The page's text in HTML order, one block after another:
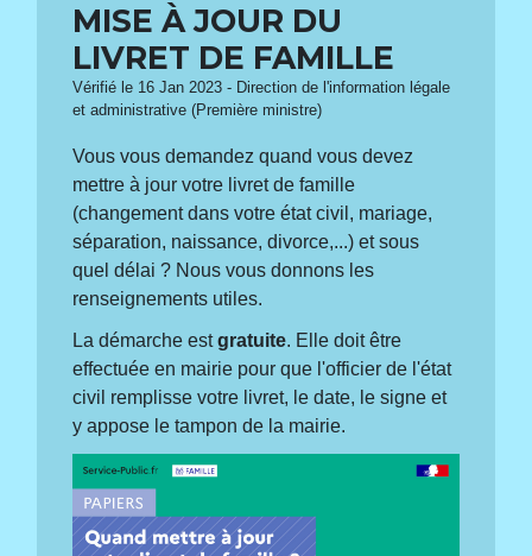
MISE À JOUR DU
LIVRET DE FAMILLE
Vérifié le 16 Jan 2023 - Direction de l'information légale
et administrative (Première ministre)
Vous vous demandez quand vous devez
mettre à jour votre livret de famille
(changement dans votre état civil, mariage,
séparation, naissance, divorce,...) et sous
quel délai ? Nous vous donnons les
renseignements utiles.
La démarche estgratuite. Elle doit être
effectuée en mairie pour que l'officier de l'état
civil remplisse votre livret, le date, le signe et
y appose le tampon de la mairie.